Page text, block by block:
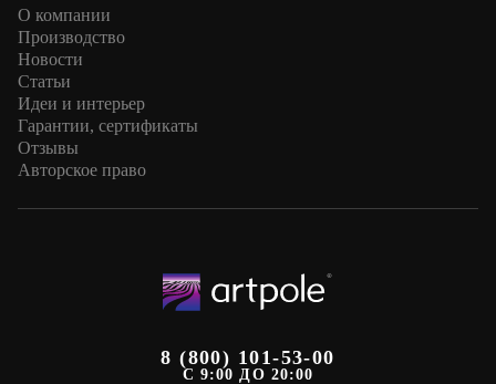
О компании
Производство
Новости
Статьи
Идеи и интерьер
Гарантии, сертификаты
Отзывы
Авторское право
8 (800) 101-53-00
С 9:00 ДО 20:00